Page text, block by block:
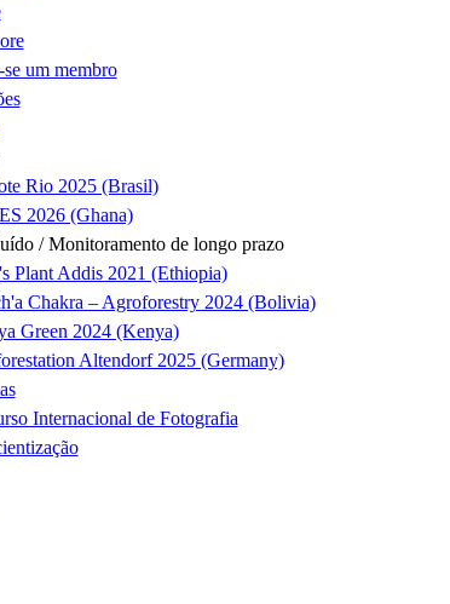
um membro
Rio 2025 (Brasil)
2026 (Ghana)
/ Monitoramento de longo prazo
Plant Addis 2021 (Ethiopia)
Chakra – Agroforestry 2024 (Bolivia)
Green 2024 (Kenya)
Altendorf 2025 (Germany)
Internacional de Fotografia